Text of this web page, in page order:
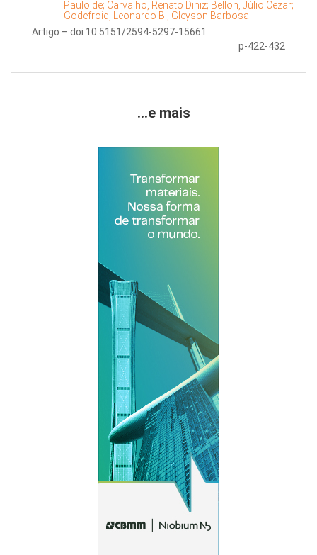
Paulo de; Carvalho, Renato Diniz; Bellon, Júlio Cezar;
Godefroid, Leonardo B.; Gleyson Barbosa
Artigo – doi 10.5151/2594-5297-15661
p-422-432
...e mais